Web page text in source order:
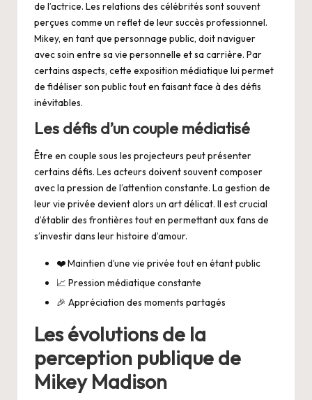
de l’actrice. Les relations des célébrités sont souvent
perçues comme un reflet de leur succès professionnel.
Mikey, en tant que personnage public, doit naviguer
avec soin entre sa vie personnelle et sa carrière. Par
certains aspects, cette exposition médiatique lui permet
de fidéliser son public tout en faisant face à des défis
inévitables.
Les défis d’un couple médiatisé
Être en couple sous les projecteurs peut présenter
certains défis. Les acteurs doivent souvent composer
avec la pression de l’attention constante. La gestion de
leur vie privée devient alors un art délicat. Il est crucial
d’établir des frontières tout en permettant aux fans de
s’investir dans leur histoire d’amour.
❤️ Maintien d’une vie privée tout en étant public
📈 Pression médiatique constante
🎉 Appréciation des moments partagés
Les évolutions de la
perception publique de
Mikey Madison